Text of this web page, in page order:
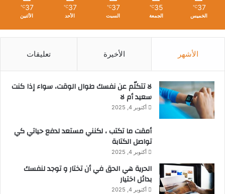
37
℃
الخميس
35
℃
الجمعة
37
℃
السبت
37
℃
الأحد
37
℃
الأثنين
الأشهر الأخيرة تعليقات
لا تتكلّم عن نفسك طوال الوقت، سواء إذا كنت
سعيد أم لا
أكتوبر 4, 2025
أمقت ما تكتب ، لكنني مستعد لدفع حياتي كي
تواصل الكتابة
أكتوبر 4, 2025
الحرية هي الحق في أن تختار و توجد لنفسك
بدائل اختيار
أكتوبر 4, 2025